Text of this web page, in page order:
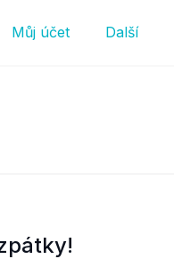
Můj účet Další